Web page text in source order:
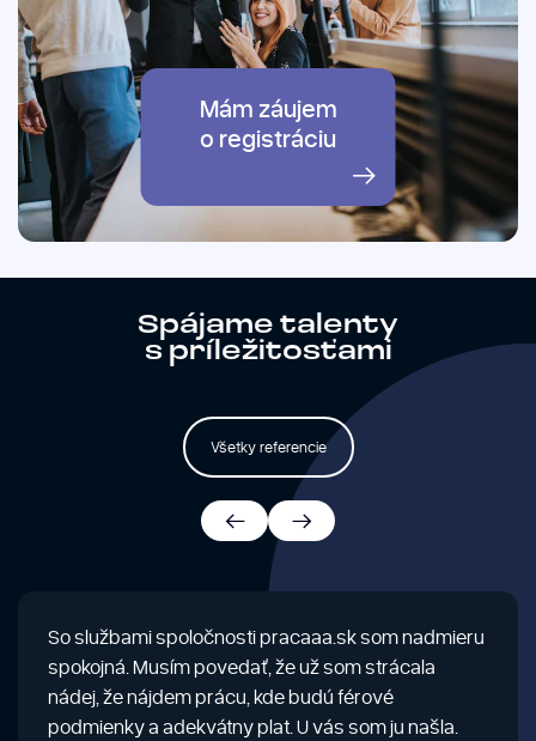
Mám záujem
o registráciu
Spájame talenty
s príležitosťami
Všetky referencie
So službami spoločnosti pracaaa.sk som nadmieru
spokojná. Musím povedať, že už som strácala
nádej, že nájdem prácu, kde budú férové
podmienky a adekvátny plat. U vás som ju našla.